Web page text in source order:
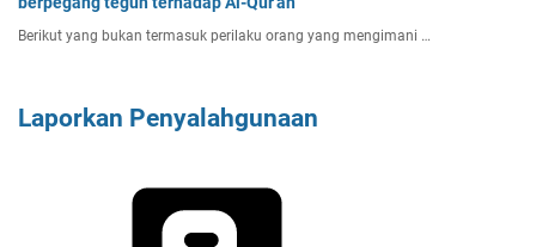
Berikut yang bukan termasuk perilaku orang yang mengimani …
Laporkan Penyalahgunaan